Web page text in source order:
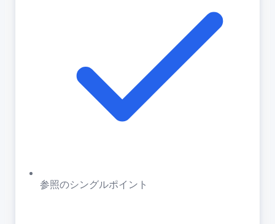
参照のシングルポイント